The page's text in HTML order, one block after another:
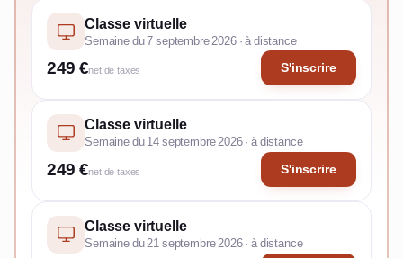
Classe virtuelle
Semaine du 7 septembre 2026 · à distance
249 €net de taxes S'inscrire
Classe virtuelle
Semaine du 14 septembre 2026 · à distance
249 €net de taxes S'inscrire
Classe virtuelle
Semaine du 21 septembre 2026 · à distance